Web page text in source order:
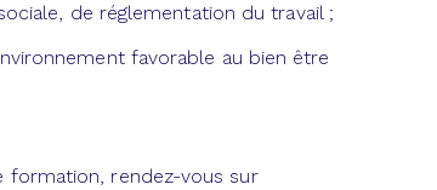
de réglementation du travail ;
favorable au bien être
formation, rendez-vous sur